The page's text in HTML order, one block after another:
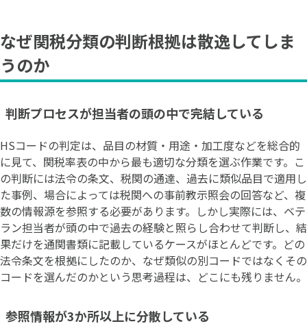
なぜ関税分類の判断根拠は散逸してしま
うのか
判断プロセスが担当者の頭の中で完結している
HSコードの判定は、品目の材質・用途・加工度などを総合的
に見て、関税率表の中から最も適切な分類を選ぶ作業です。こ
の判断には法令の条文、税関の通達、過去に類似品目で適用し
た事例、場合によっては税関への事前教示照会の回答など、複
数の情報源を参照する必要があります。しかし実際には、ベテ
ラン担当者が頭の中で過去の経験と照らし合わせて判断し、結
果だけを通関書類に記載しているケースがほとんどです。どの
法令条文を根拠にしたのか、なぜ類似の別コードではなくその
コードを選んだのかという思考過程は、どこにも残りません。
参照情報が3か所以上に分散している